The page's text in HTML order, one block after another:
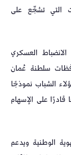
التي تشجِّع على
العسكري
محافظات سلطنة عُمان
الشباب نموذجًا
على الإسهام
الوطنية ويدعم